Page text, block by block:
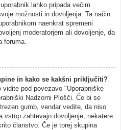
lahko pripada večim
možnosti in dovoljenja. Ta način
naenkrat spremeni
moderatorjem ali dovoljenje, da
foruma.
in kako se kakšni priključiti?
pod povezavo "Uporabniške
Nadzorni Plošči. Če bi se
gumb, vendar vedite, da niso
vstop zahtevajo dovoljenje, nekatere
članstvo. Če je torej skupina